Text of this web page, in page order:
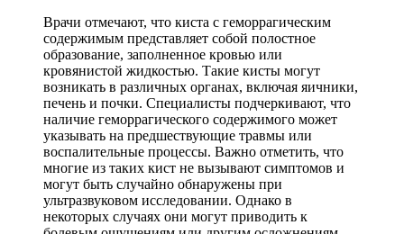
Врачи отмечают, что киста с геморрагическим
содержимым представляет собой полостное
образование, заполненное кровью или
кровянистой жидкостью. Такие кисты могут
возникать в различных органах, включая яичники,
печень и почки. Специалисты подчеркивают, что
наличие геморрагического содержимого может
указывать на предшествующие травмы или
воспалительные процессы. Важно отметить, что
многие из таких кист не вызывают симптомов и
могут быть случайно обнаружены при
ультразвуковом исследовании. Однако в
некоторых случаях они могут приводить к